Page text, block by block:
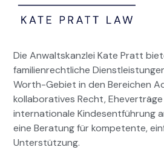
Die Anwaltskanzlei Kate Pratt
familienrechtliche
Worth-Gebiet in den Bereichen
kollaboratives Recht,
internationale Kindesentführung
eine Beratung für kompetente,
Unterstützung.